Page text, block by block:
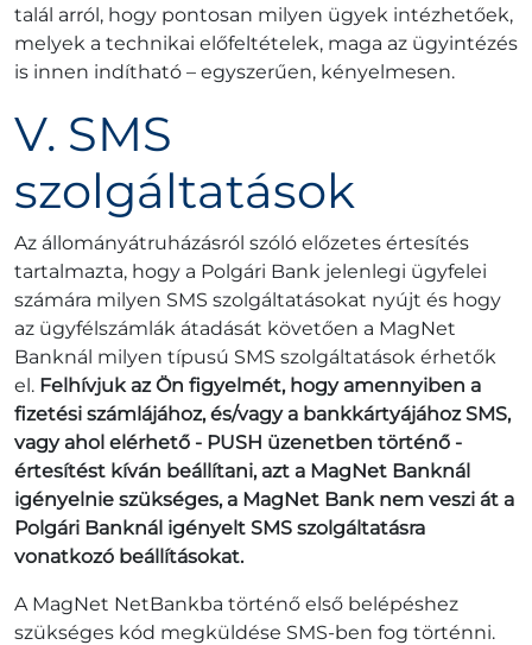
talál arról, hogy pontosan milyen ügyek intézhetőek,
melyek a technikai előfeltételek, maga az ügyintézés
is innen indítható – egyszerűen, kényelmesen.
V. SMS
szolgáltatások
Az állományátruházásról szóló előzetes értesítés
tartalmazta, hogy a Polgári Bank jelenlegi ügyfelei
számára milyen SMS szolgáltatásokat nyújt és hogy
az ügyfélszámlák átadását követően a MagNet
Banknál milyen típusú SMS szolgáltatások érhetők
el. Felhívjuk az Ön figyelmét, hogy amennyiben a
fizetési számlájához, és/vagy a bankkártyájához SMS,
vagy ahol elérhető - PUSH üzenetben történő -
értesítést kíván beállítani, azt a MagNet Banknál
igényelnie szükséges, a MagNet Bank nem veszi át a
Polgári Banknál igényelt SMS szolgáltatásra
vonatkozó beállításokat.
A MagNet NetBankba történő első belépéshez
szükséges kód megküldése SMS-ben fog történni.